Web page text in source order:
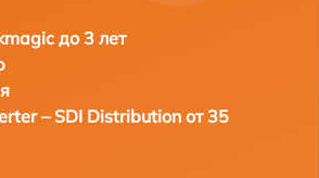
до 3 лет
– SDI Distribution от 35